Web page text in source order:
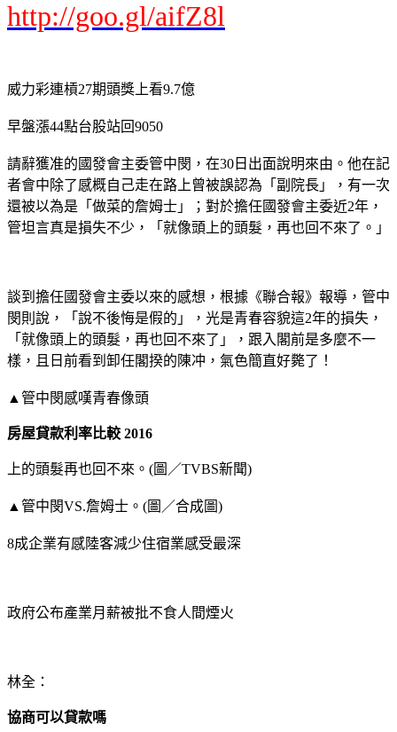
http://goo.gl/aifZ8l
威力彩連槓27期頭獎上看9.7億
早盤漲44點台股站回9050
請辭獲准的國發會主委管中閔，在30日出面說明來由。他在記
者會中除了感概自己走在路上曾被誤認為「副院長」，有一次
還被以為是「做菜的詹姆士」；對於擔任國發會主委近2年，
管坦言真是損失不少，「就像頭上的頭髮，再也回不來了。」
談到擔任國發會主委以來的感想，根據《聯合報》報導，管中
閔則說，「說不後悔是假的」，光是青春容貌這2年的損失，
「就像頭上的頭髮，再也回不來了」，跟入閣前是多麼不一
樣，且日前看到卸任閣揆的陳冲，氣色簡直好斃了！
▲管中閔感嘆青春像頭
房屋貸款利率比較 2016
上的頭髮再也回不來。(圖／TVBS新聞)
▲管中閔VS.詹姆士。(圖／合成圖)
8成企業有感陸客減少住宿業感受最深
政府公布產業月薪被批不食人間煙火
林全：
協商可以貸款嗎